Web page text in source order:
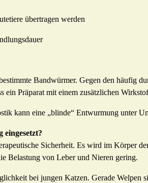
übertragen werden
Bandwürmer. Gegen den häufig
ein Präparat mit einem zusätzlichen
kann eine „blinde“ Entwurmung unter
eingesetzt?
Sicherheit. Es wird im Körper
Belastung von Leber und Nieren gering.
bei jungen Katzen. Gerade